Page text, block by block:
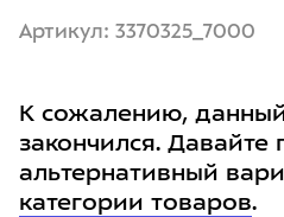
Артикул: 3370325_7000
К сожалению,
закончился.
альтернативный
категории товаров.